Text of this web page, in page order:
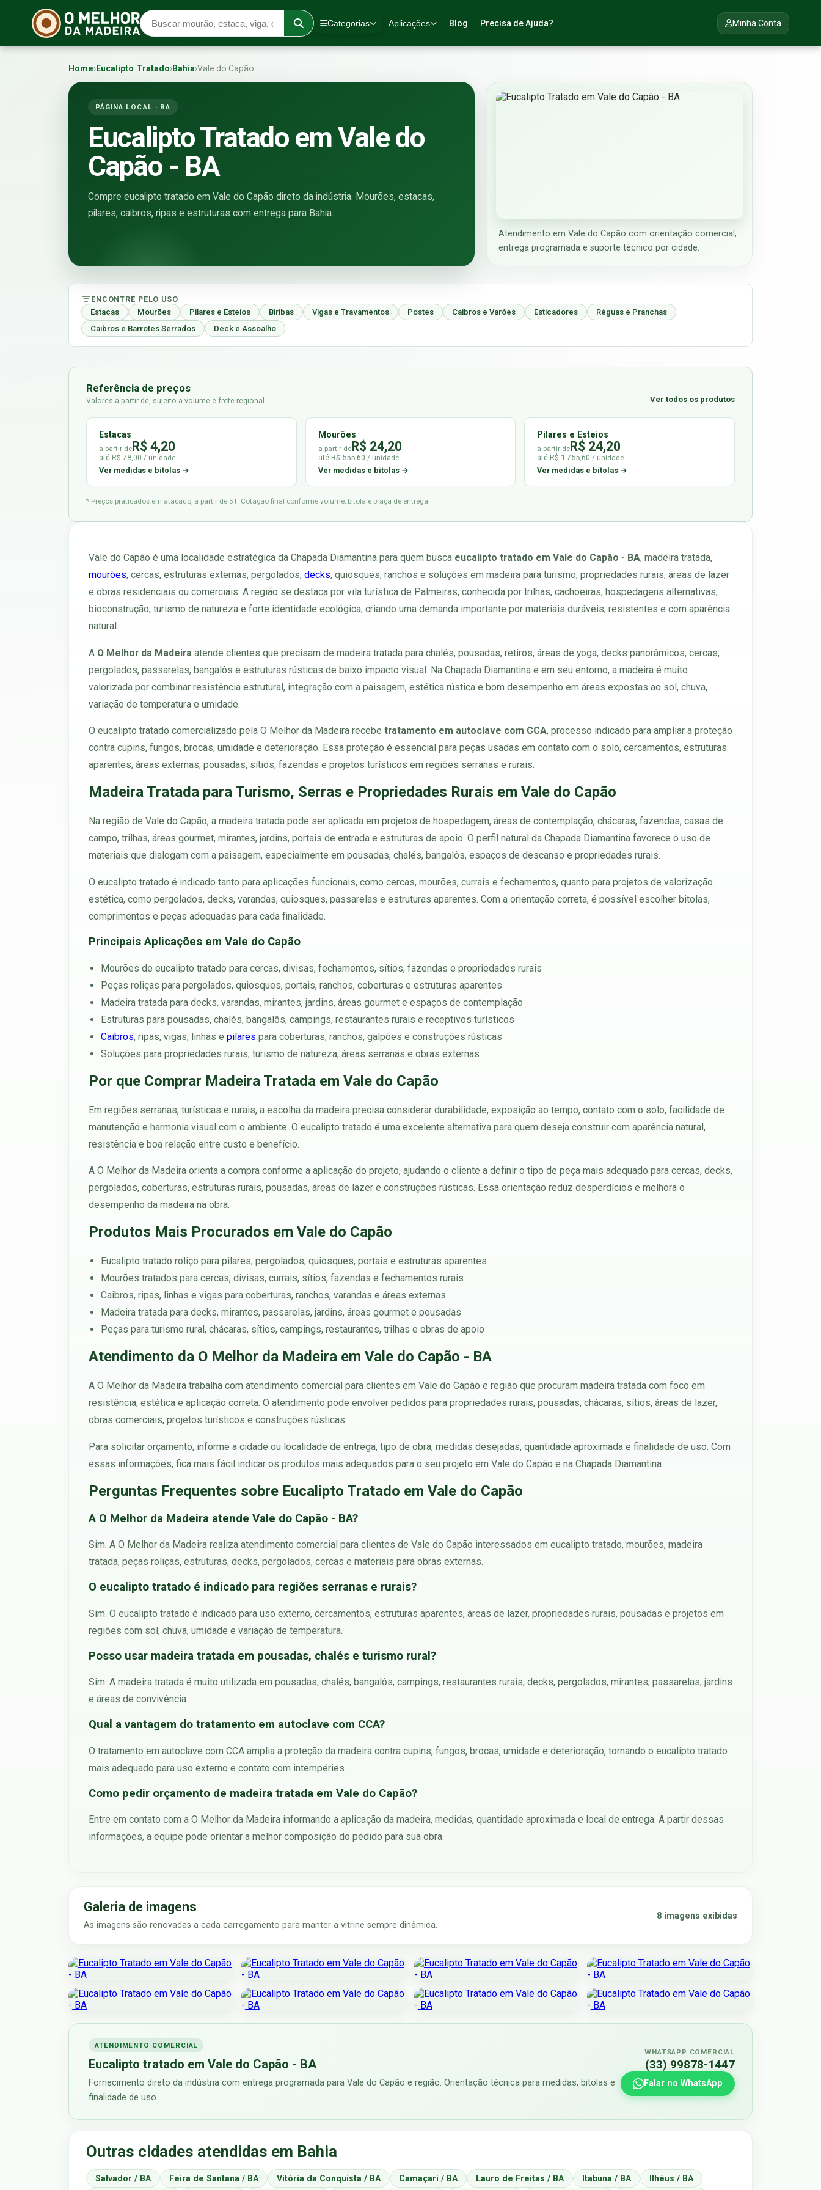
Categorias Aplicações Blog Precisa de Ajuda? Minha Conta
Home›Eucalipto Tratado›Bahia›Vale do Capão
PÁGINA LOCAL · BA
Eucalipto Tratado em Vale do
Capão - BA
Compre eucalipto tratado em Vale do Capão direto da indústria. Mourões, estacas,
pilares, caibros, ripas e estruturas com entrega para Bahia.
Atendimento em Vale do Capão com orientação comercial,
entrega programada e suporte técnico por cidade.
ENCONTRE PELO USO
Estacas
Mourões Pilares e Esteios Biribas Vigas e Travamentos Postes Caibros e Varões Esticadores
Réguas e Pranchas
Caibros e Barrotes Serrados
Deck e Assoalho
Referência de preços
Valores a partir de, sujeito a volume e frete regional Ver todos os produtos
Estacas
a partir deR$ 4,20
até R$ 78,00 / unidade
Ver medidas e bitolas →
Mourões
a partir deR$ 24,20
até R$ 555,60 / unidade
Ver medidas e bitolas →
Pilares e Esteios
a partir deR$ 24,20
até R$ 1.755,60/ unidade
Ver medidas e bitolas →
* Preços praticados em atacado, a partir de 5 t. Cotação final conforme volume, bitola e praça de entrega.
Vale do Capão é uma localidade estratégica da Chapada Diamantina para quem busca eucalipto tratado em Vale do Capão - BA, madeira tratada,
mourões, cercas, estruturas externas, pergolados, decks, quiosques, ranchos e soluções em madeira para turismo, propriedades rurais, áreas de lazer
e obras residenciais ou comerciais. A região se destaca por vila turística de Palmeiras, conhecida por trilhas, cachoeiras, hospedagens alternativas,
bioconstrução, turismo de natureza e forte identidade ecológica, criando uma demanda importante por materiais duráveis, resistentes e com aparência
natural.
A O Melhor da Madeira atende clientes que precisam de madeira tratada para chalés, pousadas, retiros, áreas de yoga, decks panorâmicos, cercas,
pergolados, passarelas, bangalôs e estruturas rústicas de baixo impacto visual. Na Chapada Diamantina e em seu entorno, a madeira é muito
valorizada por combinar resistência estrutural, integração com a paisagem, estética rústica e bom desempenho em áreas expostas ao sol, chuva,
variação de temperatura e umidade.
O eucalipto tratado comercializado pela O Melhor da Madeira recebe tratamento em autoclave com CCA, processo indicado para ampliar a proteção
contra cupins, fungos, brocas, umidade e deterioração. Essa proteção é essencial para peças usadas em contato com o solo, cercamentos, estruturas
aparentes, áreas externas, pousadas, sítios, fazendas e projetos turísticos em regiões serranas e rurais.
Madeira Tratada para Turismo, Serras e Propriedades Rurais em Vale do Capão
Na região de Vale do Capão, a madeira tratada pode ser aplicada em projetos de hospedagem, áreas de contemplação, chácaras, fazendas, casas de
campo, trilhas, áreas gourmet, mirantes, jardins, portais de entrada e estruturas de apoio. O perfil natural da Chapada Diamantina favorece o uso de
materiais que dialogam com a paisagem, especialmente em pousadas, chalés, bangalôs, espaços de descanso e propriedades rurais.
O eucalipto tratado é indicado tanto para aplicações funcionais, como cercas, mourões, currais e fechamentos, quanto para projetos de valorização
estética, como pergolados, decks, varandas, quiosques, passarelas e estruturas aparentes. Com a orientação correta, é possível escolher bitolas,
comprimentos e peças adequadas para cada finalidade.
Principais Aplicações em Vale do Capão
Mourões de eucalipto tratado para cercas, divisas, fechamentos, sítios, fazendas e propriedades rurais
Peças roliças para pergolados, quiosques, portais, ranchos, coberturas e estruturas aparentes
Madeira tratada para decks, varandas, mirantes, jardins, áreas gourmet e espaços de contemplação
Estruturas para pousadas, chalés, bangalôs, campings, restaurantes rurais e receptivos turísticos
Caibros, ripas, vigas, linhas e pilares para coberturas, ranchos, galpões e construções rústicas
Soluções para propriedades rurais, turismo de natureza, áreas serranas e obras externas
Por que Comprar Madeira Tratada em Vale do Capão
Em regiões serranas, turísticas e rurais, a escolha da madeira precisa considerar durabilidade, exposição ao tempo, contato com o solo, facilidade de
manutenção e harmonia visual com o ambiente. O eucalipto tratado é uma excelente alternativa para quem deseja construir com aparência natural,
resistência e boa relação entre custo e benefício.
A O Melhor da Madeira orienta a compra conforme a aplicação do projeto, ajudando o cliente a definir o tipo de peça mais adequado para cercas, decks,
pergolados, coberturas, estruturas rurais, pousadas, áreas de lazer e construções rústicas. Essa orientação reduz desperdícios e melhora o
desempenho da madeira na obra.
Produtos Mais Procurados em Vale do Capão
Eucalipto tratado roliço para pilares, pergolados, quiosques, portais e estruturas aparentes
Mourões tratados para cercas, divisas, currais, sítios, fazendas e fechamentos rurais
Caibros, ripas, linhas e vigas para coberturas, ranchos, varandas e áreas externas
Madeira tratada para decks, mirantes, passarelas, jardins, áreas gourmet e pousadas
Peças para turismo rural, chácaras, sítios, campings, restaurantes, trilhas e obras de apoio
Atendimento da O Melhor da Madeira em Vale do Capão - BA
A O Melhor da Madeira trabalha com atendimento comercial para clientes em Vale do Capão e região que procuram madeira tratada com foco em
resistência, estética e aplicação correta. O atendimento pode envolver pedidos para propriedades rurais, pousadas, chácaras, sítios, áreas de lazer,
obras comerciais, projetos turísticos e construções rústicas.
Para solicitar orçamento, informe a cidade ou localidade de entrega, tipo de obra, medidas desejadas, quantidade aproximada e finalidade de uso. Com
essas informações, fica mais fácil indicar os produtos mais adequados para o seu projeto em Vale do Capão e na Chapada Diamantina.
Perguntas Frequentes sobre Eucalipto Tratado em Vale do Capão
A O Melhor da Madeira atende Vale do Capão - BA?
Sim. A O Melhor da Madeira realiza atendimento comercial para clientes de Vale do Capão interessados em eucalipto tratado, mourões, madeira
tratada, peças roliças, estruturas, decks, pergolados, cercas e materiais para obras externas.
O eucalipto tratado é indicado para regiões serranas e rurais?
Sim. O eucalipto tratado é indicado para uso externo, cercamentos, estruturas aparentes, áreas de lazer, propriedades rurais, pousadas e projetos em
regiões com sol, chuva, umidade e variação de temperatura.
Posso usar madeira tratada em pousadas, chalés e turismo rural?
Sim. A madeira tratada é muito utilizada em pousadas, chalés, bangalôs, campings, restaurantes rurais, decks, pergolados, mirantes, passarelas, jardins
e áreas de convivência.
Qual a vantagem do tratamento em autoclave com CCA?
O tratamento em autoclave com CCA amplia a proteção da madeira contra cupins, fungos, brocas, umidade e deterioração, tornando o eucalipto tratado
mais adequado para uso externo e contato com intempéries.
Como pedir orçamento de madeira tratada em Vale do Capão?
Entre em contato com a O Melhor da Madeira informando a aplicação da madeira, medidas, quantidade aproximada e local de entrega. A partir dessas
informações, a equipe pode orientar a melhor composição do pedido para sua obra.
Galeria de imagens
As imagens são renovadas a cada carregamento para manter a vitrine sempre dinâmica.
8 imagens exibidas
ATENDIMENTO COMERCIAL
Eucalipto tratado em Vale do Capão - BA
Fornecimento direto da indústria com entrega programada para Vale do Capão e região. Orientação técnica para medidas, bitolas e
finalidade de uso.
WHATSAPP COMERCIAL
(33) 99878-1447
Falar no WhatsApp
Outras cidades atendidas em Bahia
Salvador / BA Feira de Santana / BA Vitória da Conquista / BA Camaçari / BA Lauro de Freitas / BA Itabuna / BA Ilhéus / BA